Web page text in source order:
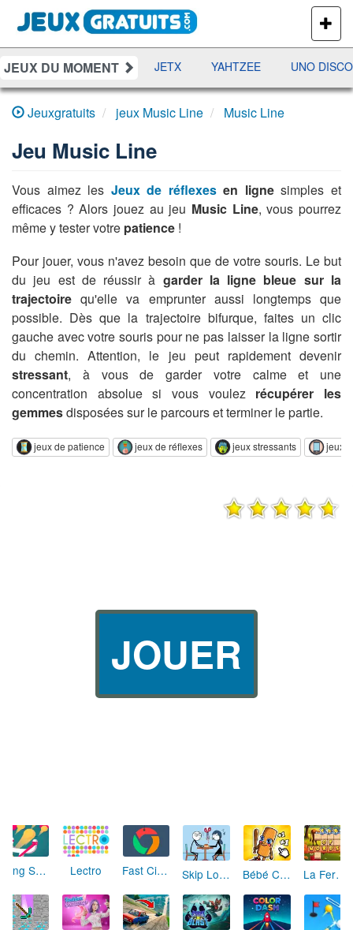
PLUS
DE
JEUX
JEUX DU MOMENT
DAMES RAMI JETX YAHTZEE UNO DISCO
Jeuxgratuits jeux Music Line Music Line
Jeu Music Line
Vous aimez les Jeux de réflexesen lignesimples et
efficaces ? Alors jouez au jeu Music Line, vous pourrez
même y tester votre patience !
Pour jouer, vous n'avez besoin que de votre souris. Le but
du jeu est de réussir à garder la ligne bleue sur la
trajectoire qu'elle va emprunter aussi longtemps que
possible. Dès que la trajectoire bifurque, faites un clic
gauche avec votre souris pour ne pas laisser la ligne sortir
du chemin. Attention, le jeu peut rapidement devenir
stressant, à vous de garder votre calme et une
concentration absolue si vous voulez récupérer les
gemmesdisposées sur le parcours et terminer le partie.
jeux de patience jeux de réflexes jeux stressants jeux
JOUER
Sling Shot Lectro Fast Circles Skip Love: L'Amour en Péril Bébé Clic Italien: La Folie des Petits Bambins La Ferme des Mots - Cultivez votre Vocabulaire